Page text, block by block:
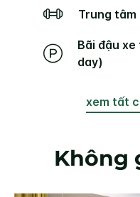
Trung
Bãi đậu xe trong khuôn viên (21 EUR /
day)
xem tất
Không